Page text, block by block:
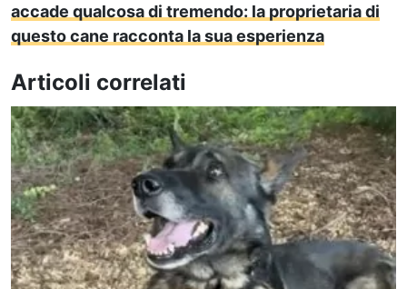
accade qualcosa di tremendo: la proprietaria di
questo cane racconta la sua esperienza
Articoli correlati